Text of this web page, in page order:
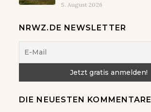
5. August 2026
NRWZ.DE NEWSLETTER
DIE NEUESTEN KOMMENTARE